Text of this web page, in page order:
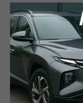
TOYOTA